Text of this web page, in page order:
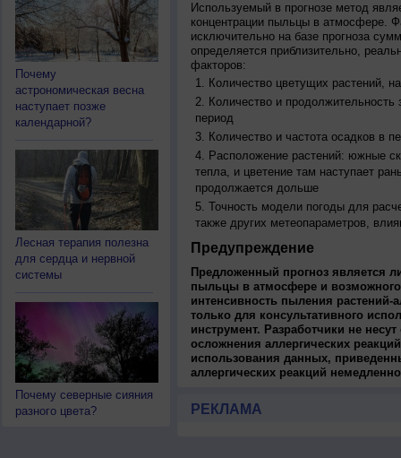
Почему
астрономическая весна
наступает позже
календарной?
Лесная терапия полезна
для сердца и нервной
системы
Почему северные сияния
разного цвета?
Используемый в прогнозе метод
концентрации пыльцы в атмосфере.
исключительно на базе прогноза
определяется приблизительно,
факторов:
Количество цветущих растений,
Количество и продолжительность
период
Количество и частота осадков в
Расположение растений: южные
тепла, и цветение там наступает
продолжается дольше
Точность модели погоды для
также других метеопараметров,
Предупреждение
Предложенный прогноз является
пыльцы в атмосфере и
интенсивность пыления растений-
только для консультативного
инструмент. Разработчики не
осложнения аллергических
использования данных,
аллергических реакций
РЕКЛАМА